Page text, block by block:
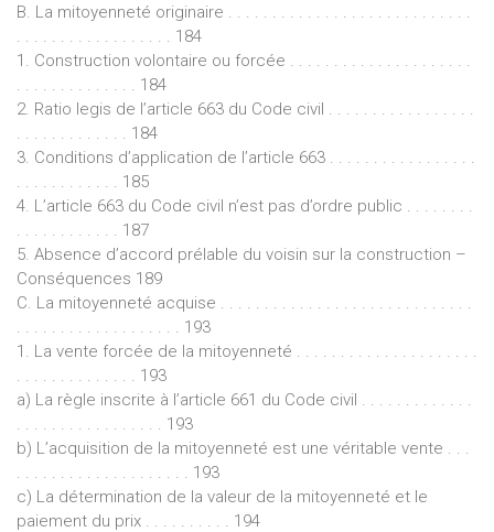
B. La mitoyenneté originaire . . . . . . . . . . . . . . . . . . . . . . . . . . . .
. . . . . . . . . . . . . . . . . . 184
1. Construction volontaire ou forcée . . . . . . . . . . . . . . . . . . . . .
. . . . . . . . . . . . . . 184
2. Ratio legis de l’article 663 du Code civil . . . . . . . . . . . . . . . . .
. . . . . . . . . . . . . 184
3. Conditions d’application de l’article 663 . . . . . . . . . . . . . . . . .
. . . . . . . . . . . . 185
4. L’article 663 du Code civil n’est pas d’ordre public . . . . . . . .
. . . . . . . . . . . . 187
5. Absence d’accord prélable du voisin sur la construction –
Conséquences 189
C. La mitoyenneté acquise . . . . . . . . . . . . . . . . . . . . . . . . . . . . .
. . . . . . . . . . . . . . . . . . . 193
1. La vente forcée de la mitoyenneté . . . . . . . . . . . . . . . . . . . . .
. . . . . . . . . . . . . . 193
a) La règle inscrite à l’article 661 du Code civil . . . . . . . . . . . . .
. . . . . . . . . . . . . . . . . 193
b) L’acquisition de la mitoyenneté est une véritable vente . . .
. . . . . . . . . . . . . . . . . . . . 193
c) La détermination de la valeur de la mitoyenneté et le
paiement du prix . . . . . . . . . . 194